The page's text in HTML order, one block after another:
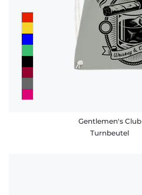
Gentlemen's Club
Turnbeutel